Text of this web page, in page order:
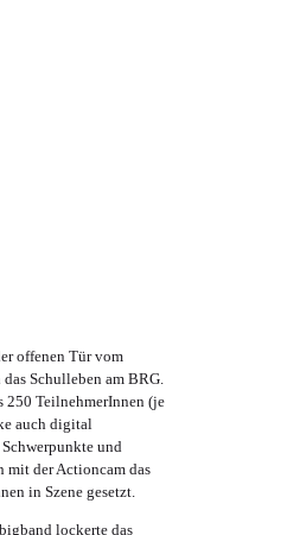
offenen Tür vom
Schulleben am BRG.
250 TeilnehmerInnen (je
auch digital
und
mit der Actioncam das
in Szene gesetzt.
lockerte das